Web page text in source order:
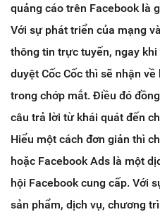
quảng cáo trên Facebook là
Với sự phát triển của mạng
thông tin trực tuyến, ngay
duyệt Cốc Cốc thì sẽ nhận
trong chớp mắt. Điều đó
câu trả lời từ khái quát đến
Hiểu một cách đơn giản thì
hoặc Facebook Ads là một
hội Facebook cung cấp. Với
sản phẩm, dịch vụ, chương